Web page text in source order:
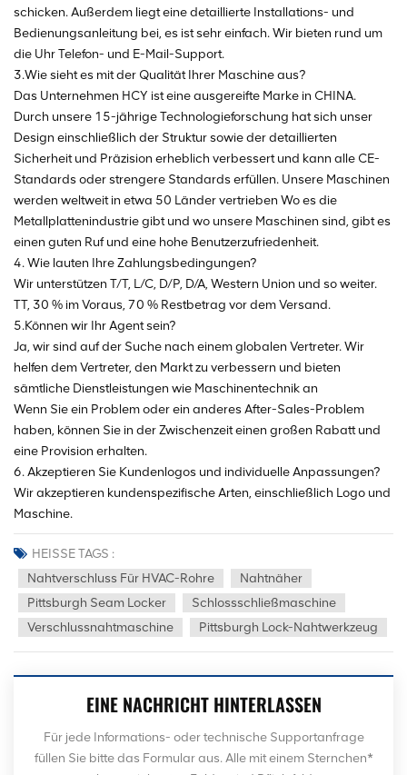
schicken. Außerdem liegt eine detaillierte Installations- und
Bedienungsanleitung bei, es ist sehr einfach. Wir bieten rund um
die Uhr Telefon- und E-Mail-Support.
3.Wie sieht es mit der Qualität Ihrer Maschine aus?
Das Unternehmen HCY ist eine ausgereifte Marke in CHINA.
Durch unsere 15-jährige Technologieforschung hat sich unser
Design einschließlich der Struktur sowie der detaillierten
Sicherheit und Präzision erheblich verbessert und kann alle CE-
Standards oder strengere Standards erfüllen. Unsere Maschinen
werden weltweit in etwa 50 Länder vertrieben Wo es die
Metallplattenindustrie gibt und wo unsere Maschinen sind, gibt es
einen guten Ruf und eine hohe Benutzerzufriedenheit.
4. Wie lauten Ihre Zahlungsbedingungen?
Wir unterstützen T/T, L/C, D/P, D/A, Western Union und so weiter.
TT, 30 % im Voraus, 70 % Restbetrag vor dem Versand.
5.Können wir Ihr Agent sein?
Ja, wir sind auf der Suche nach einem globalen Vertreter. Wir
helfen dem Vertreter, den Markt zu verbessern und bieten
sämtliche Dienstleistungen wie Maschinentechnik an
Wenn Sie ein Problem oder ein anderes After-Sales-Problem
haben, können Sie in der Zwischenzeit einen großen Rabatt und
eine Provision erhalten.
6. Akzeptieren Sie Kundenlogos und individuelle Anpassungen?
Wir akzeptieren kundenspezifische Arten, einschließlich Logo und
Maschine.
HEISSE TAGS :
Nahtverschluss Für HVAC-Rohre
Nahtnäher
Pittsburgh Seam Locker
Schlossschließmaschine
Verschlussnahtmaschine
Pittsburgh Lock-Nahtwerkzeug
EINE NACHRICHT HINTERLASSEN
Für jede Informations- oder technische Supportanfrage
füllen Sie bitte das Formular aus. Alle mit einem Sternchen*